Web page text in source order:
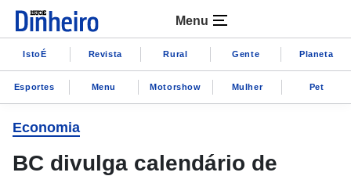
Menu
IstoÉ Revista Rural Gente Planeta
Esportes Menu Motorshow Mulher Pet
Economia
BC divulga calendário de